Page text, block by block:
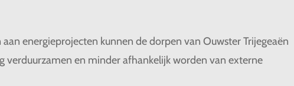
energieprojecten kunnen de dorpen van Ouwster Trijegeaën
verduurzamen en minder afhankelijk worden van externe